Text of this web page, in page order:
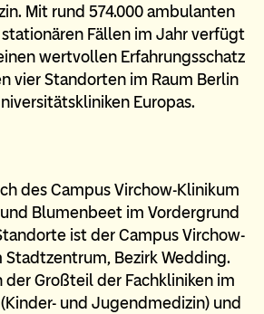
Mit rund 574.000 ambulanten
stationären Fällen im Jahr verfügt
wertvollen Erfahrungsschatz
vier Standorten im Raum Berlin
Europas.
ist der Campus Virchow-
Stadtzentrum, Bezirk Wedding.
Großteil der Fachkliniken im
und Jugendmedizin) und